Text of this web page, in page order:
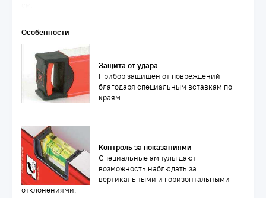
Особенности
Защита от удара
Прибор защищён от повреждений
благодаря специальным вставкам по
краям.
Контроль за показаниями
Специальные ампулы дают
возможность наблюдать за
вертикальными и горизонтальными
отклонениями.